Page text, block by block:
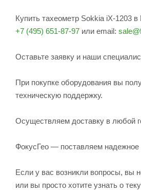
Купить тахеометр Sokkia iX-1203
+7 (495) 651-87-97 или email:
Оставьте заявку и наши
При покупке оборудования вы
техническую поддержку.
Осуществляем доставку в любой
ФокусГео — поставляем
Если у вас возникли вопросы, вы
или вы просто хотите узнать о